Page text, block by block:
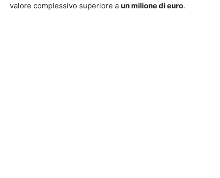
valore complessivo superiore a un milione di euro.